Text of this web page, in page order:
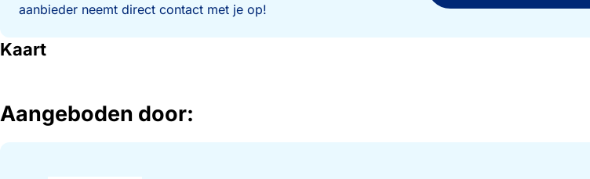
aanbieder neemt direct contact met je op!
Kaart
Aangeboden door: